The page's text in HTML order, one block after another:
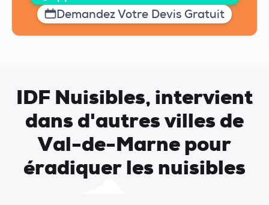
Demandez Votre Devis Gratuit
IDF Nuisibles, intervient
dans d'autres villes de
Val-de-Marne pour
éradiquer les nuisibles